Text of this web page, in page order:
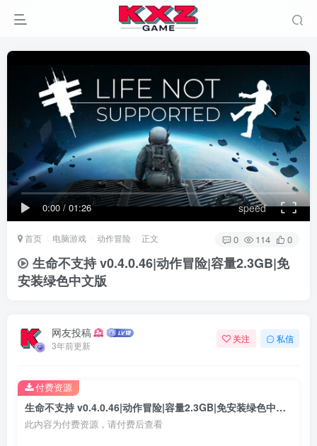
0:00/ 01:26 speed
首页 电脑游戏 动作冒险 正文 0 114 0
生命不支持 v0.4.0.46|动作冒险|容量2.3GB|免
安装绿色中文版
网友投稿
3年前更新
关注 私信
生命不支持 v0.4.0.46|动作冒险|容量2.3GB|免安装绿色中文版
此内容为付费资源，请付费后查看
付费资源